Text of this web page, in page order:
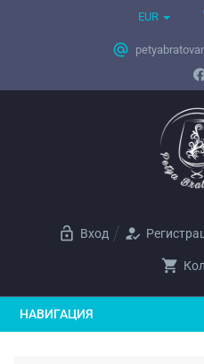
EUR
alternate_email
lock_open Вход how_to_reg
shopping_cart
НАВИГАЦИЯ